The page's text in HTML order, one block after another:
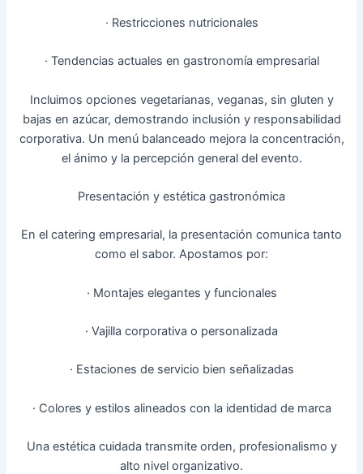
· Restricciones nutricionales
· Tendencias actuales en gastronomía empresarial
Incluimos opciones vegetarianas, veganas, sin gluten y
bajas en azúcar, demostrando inclusión y responsabilidad
corporativa. Un menú balanceado mejora la concentración,
el ánimo y la percepción general del evento.
Presentación y estética gastronómica
En el catering empresarial, la presentación comunica tanto
como el sabor. Apostamos por:
· Montajes elegantes y funcionales
· Vajilla corporativa o personalizada
· Estaciones de servicio bien señalizadas
· Colores y estilos alineados con la identidad de marca
Una estética cuidada transmite orden, profesionalismo y
alto nivel organizativo.